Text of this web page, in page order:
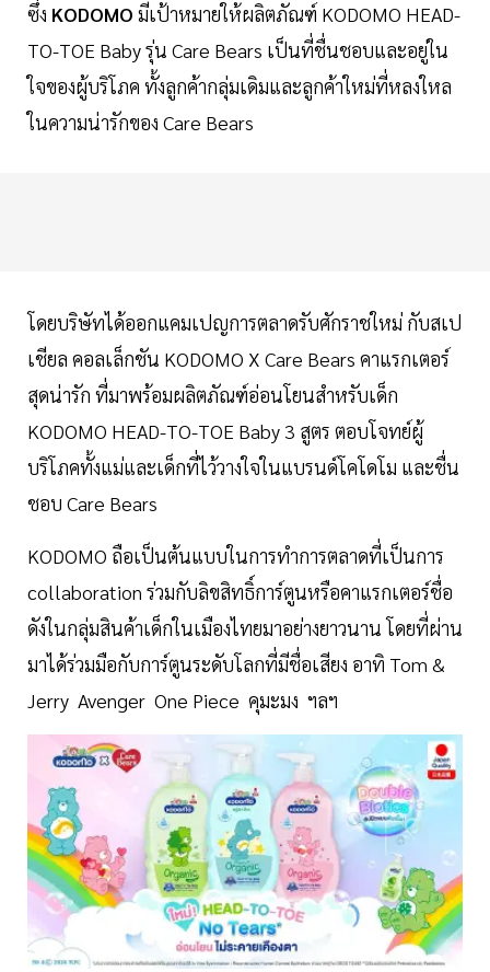
ซึ่ง KODOMO มีเป้าหมายให้ผลิตภัณฑ์ KODOMO HEAD-
TO-TOE Baby รุ่น Care Bears เป็นที่ชื่นชอบและอยู่ใน
ใจของผู้บริโภค ทั้งลูกค้ากลุ่มเดิมและลูกค้าใหม่ที่หลงใหล
ในความน่ารักของ Care Bears
โดยบริษัทได้ออกแคมเปญการตลาดรับศักราชใหม่ กับสเป
เชียล คอลเล็กชัน KODOMO X Care Bears คาแรกเตอร์
สุดน่ารัก ที่มาพร้อมผลิตภัณฑ์อ่อนโยนสำหรับเด็ก
KODOMO HEAD-TO-TOE Baby 3 สูตร ตอบโจทย์ผู้
บริโภคทั้งแม่และเด็กที่ไว้วางใจในแบรนด์โคโดโม และชื่น
ชอบ Care Bears
KODOMO ถือเป็นต้นแบบในการทำการตลาดที่เป็นการ
collaboration ร่วมกับลิขสิทธิ์การ์ตูนหรือคาแรกเตอร์ชื่อ
ดังในกลุ่มสินค้าเด็กในเมืองไทยมาอย่างยาวนาน โดยที่ผ่าน
มาได้ร่วมมือกับการ์ตูนระดับโลกที่มีชื่อเสียง อาทิ Tom &
Jerry Avenger One Piece คุมะมง ฯลฯ